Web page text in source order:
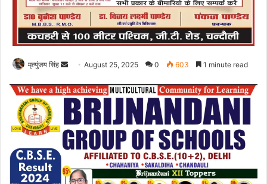
मृत्युंजय सिंह
Send
email
August 25, 2025 0 603 1 minute read